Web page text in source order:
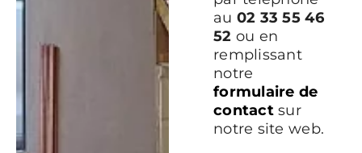
au 02 33 55 46
52 ou en
remplissant
notre
formulaire de
contactsur
notre site web.